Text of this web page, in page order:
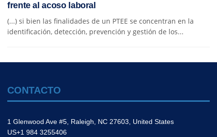
frente al acoso laboral
(...) si bien las finalidades de un PTEE se concentran en la
identificación, detección, prevención y gestión de los...
CONTACTO
1 Glenwood Ave #5, Raleigh, NC 27603, United States
US+1 984 3255406